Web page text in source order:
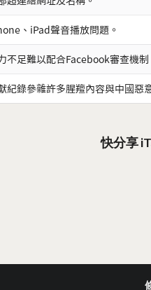
、iPad聲音播放問題。
不足難以配合Facebook審查機
紀錄參雜許多腥羶內容與中國惡
快分享